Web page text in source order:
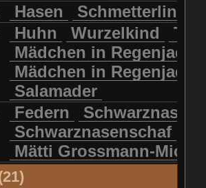
Hasen Schmetterlinge
Huhn Wurzelkind
Mädchen in
Mädchen in Regenjacke
Salamader
Federn
Schwarznasenschaf
Mätti Grossmann-